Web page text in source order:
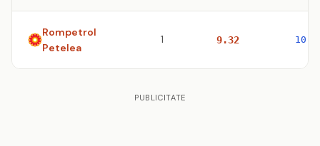
Rompetrol
Petelea
1 9.32
PUBLICITATE